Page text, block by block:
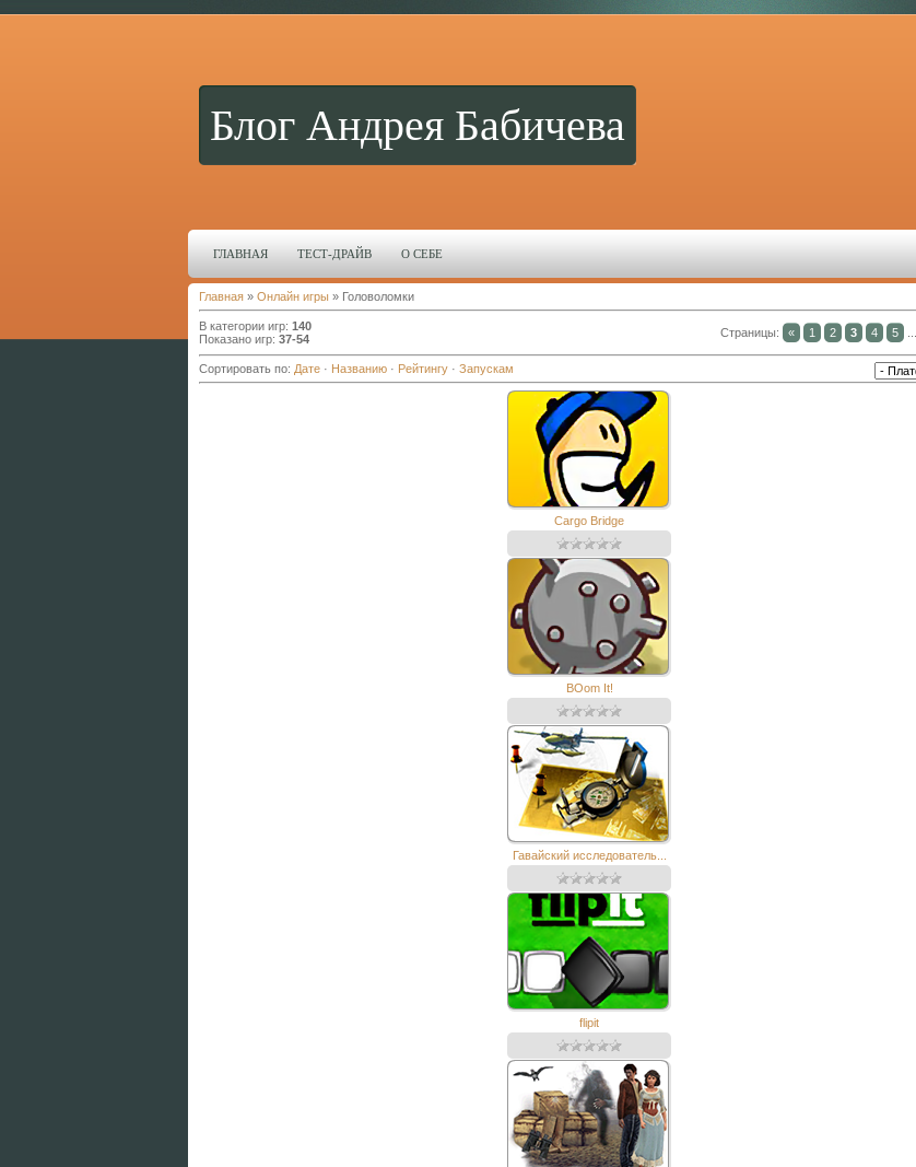
Блог Андрея Бабичева
ГЛАВНАЯ ТЕСТ-ДРАЙВ О СЕБЕ
Главная » Онлайн игры » Головоломки
В категории игр: 140
Показано игр: 37-54 Страницы: « 1 2 3 4 5
Сортировать по: Дате · Названию · Рейтингу · Запускам
Cargo Bridge
BOom It!
Гавайский исследователь...
flipit